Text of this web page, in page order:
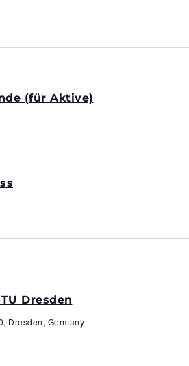
(für Aktive)
Dresden
Dresden, Germany